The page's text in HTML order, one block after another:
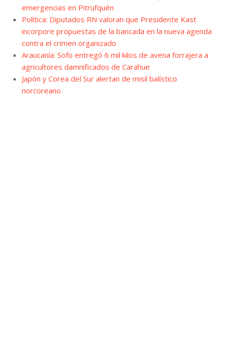
emergencias en Pitrufquén
Política: Diputados RN valoran que Presidente Kast
incorpore propuestas de la bancada en la nueva agenda
contra el crimen organizado
Araucanía: Sofo entregó 6 mil kilos de avena forrajera a
agricultores damnificados de Carahue
Japón y Corea del Sur alertan de misil balístico
norcoreano